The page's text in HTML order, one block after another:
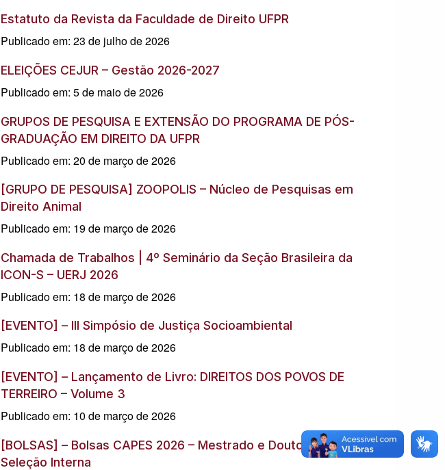
Estatuto da Revista da Faculdade de Direito UFPR
Publicado em: 23 de julho de 2026
ELEIÇÕES CEJUR – Gestão 2026-2027
Publicado em: 5 de maio de 2026
GRUPOS DE PESQUISA E EXTENSÃO DO PROGRAMA DE PÓS-
GRADUAÇÃO EM DIREITO DA UFPR
Publicado em: 20 de março de 2026
[GRUPO DE PESQUISA] ZOOPOLIS – Núcleo de Pesquisas em
Direito Animal
Publicado em: 19 de março de 2026
Chamada de Trabalhos | 4º Seminário da Seção Brasileira da
ICON-S – UERJ 2026
Publicado em: 18 de março de 2026
[EVENTO] – III Simpósio de Justiça Socioambiental
Publicado em: 18 de março de 2026
[EVENTO] – Lançamento de Livro: DIREITOS DOS POVOS DE
TERREIRO – Volume 3
Publicado em: 10 de março de 2026
[BOLSAS] – Bolsas CAPES 2026 – Mestrado e Doutorado –
Seleção Interna